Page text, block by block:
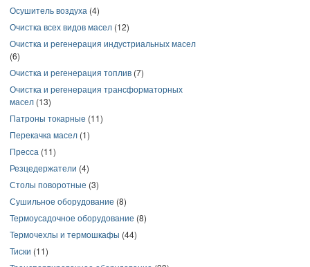
Осушитель воздуха (4)
Очистка всех видов масел (12)
Очистка и регенерация индустриальных масел
(6)
Очистка и регенерация топлив (7)
Очистка и регенерация трансформаторных
масел (13)
Патроны токарные (11)
Перекачка масел (1)
Пресса (11)
Резцедержатели (4)
Столы поворотные (3)
Сушильное оборудование (8)
Термоусадочное оборудование (8)
Термочехлы и термошкафы (44)
Тиски (11)